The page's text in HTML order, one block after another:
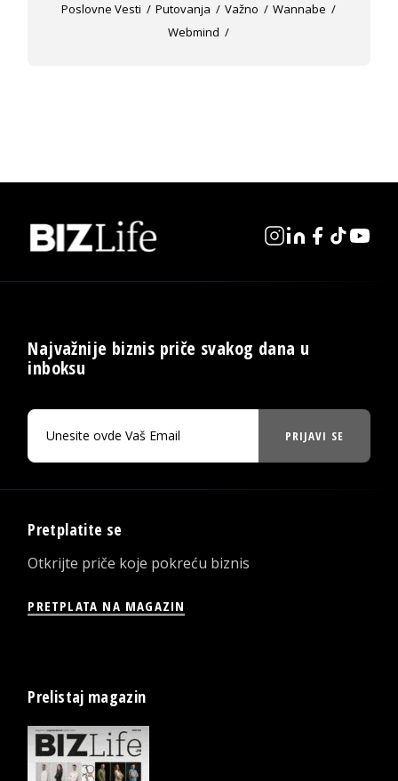
Poslovne Vesti
Putovanja Važno
Wannabe
Webmind
Najvažnije biznis priče svakog dana u
inboksu
PRIJAVI SE
Pretplatite se
Otkrijte priče koje pokreću biznis
PRETPLATA NA MAGAZIN
Prelistaj magazin